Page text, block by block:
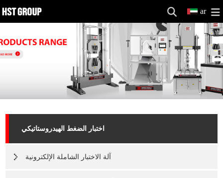
ar
اختبار الضغط الهيدروستاتيكي
آلة الاختبار الشاملة الإلكترونية